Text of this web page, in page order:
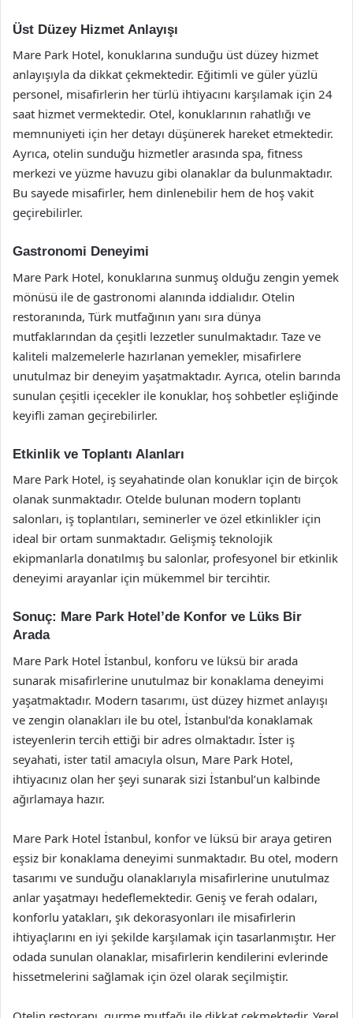
Üst Düzey Hizmet Anlayışı
Mare Park Hotel, konuklarına sunduğu üst düzey hizmet
anlayışıyla da dikkat çekmektedir. Eğitimli ve güler yüzlü
personel, misafirlerin her türlü ihtiyacını karşılamak için 24
saat hizmet vermektedir. Otel, konuklarının rahatlığı ve
memnuniyeti için her detayı düşünerek hareket etmektedir.
Ayrıca, otelin sunduğu hizmetler arasında spa, fitness
merkezi ve yüzme havuzu gibi olanaklar da bulunmaktadır.
Bu sayede misafirler, hem dinlenebilir hem de hoş vakit
geçirebilirler.
Gastronomi Deneyimi
Mare Park Hotel, konuklarına sunmuş olduğu zengin yemek
mönüsü ile de gastronomi alanında iddialıdır. Otelin
restoranında, Türk mutfağının yanı sıra dünya
mutfaklarından da çeşitli lezzetler sunulmaktadır. Taze ve
kaliteli malzemelerle hazırlanan yemekler, misafirlere
unutulmaz bir deneyim yaşatmaktadır. Ayrıca, otelin barında
sunulan çeşitli içecekler ile konuklar, hoş sohbetler eşliğinde
keyifli zaman geçirebilirler.
Etkinlik ve Toplantı Alanları
Mare Park Hotel, iş seyahatinde olan konuklar için de birçok
olanak sunmaktadır. Otelde bulunan modern toplantı
salonları, iş toplantıları, seminerler ve özel etkinlikler için
ideal bir ortam sunmaktadır. Gelişmiş teknolojik
ekipmanlarla donatılmış bu salonlar, profesyonel bir etkinlik
deneyimi arayanlar için mükemmel bir tercihtir.
Sonuç: Mare Park Hotel’de Konfor ve Lüks Bir
Arada
Mare Park Hotel İstanbul, konforu ve lüksü bir arada
sunarak misafirlerine unutulmaz bir konaklama deneyimi
yaşatmaktadır. Modern tasarımı, üst düzey hizmet anlayışı
ve zengin olanakları ile bu otel, İstanbul’da konaklamak
isteyenlerin tercih ettiği bir adres olmaktadır. İster iş
seyahati, ister tatil amacıyla olsun, Mare Park Hotel,
ihtiyacınız olan her şeyi sunarak sizi İstanbul’un kalbinde
ağırlamaya hazır.
Mare Park Hotel İstanbul, konfor ve lüksü bir araya getiren
eşsiz bir konaklama deneyimi sunmaktadır. Bu otel, modern
tasarımı ve sunduğu olanaklarıyla misafirlerine unutulmaz
anlar yaşatmayı hedeflemektedir. Geniş ve ferah odaları,
konforlu yatakları, şık dekorasyonları ile misafirlerin
ihtiyaçlarını en iyi şekilde karşılamak için tasarlanmıştır. Her
odada sunulan olanaklar, misafirlerin kendilerini evlerinde
hissetmelerini sağlamak için özel olarak seçilmiştir.